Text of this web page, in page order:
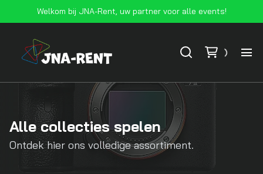
Welkom bij JNA-Rent, uw partner voor alle events!
Alle collecties spelen
Ontdek hier ons volledige assortiment.